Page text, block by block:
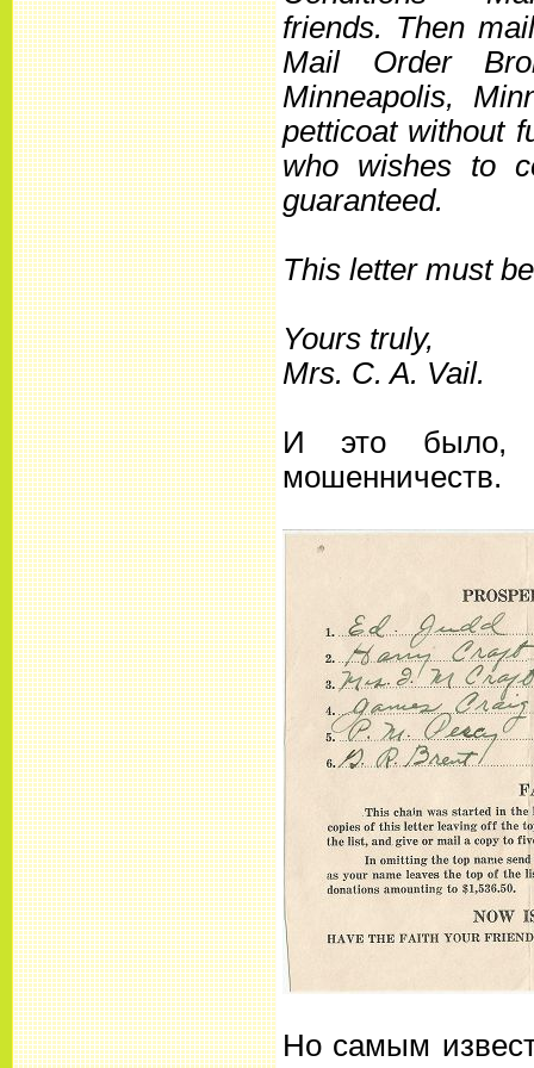
friends. Then
Mail Order
Minneapolis,
petticoat without
who wishes to
guaranteed.
This letter must
Yours truly,
Mrs. C. A. Vail.
И это было,
мошенничеств.
Но самым